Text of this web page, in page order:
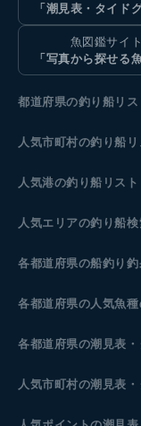
「潮見表・タイド
魚図鑑サイト
「写真から探せる
都道府県の釣り船リス
人気市町村の釣り船リ
人気港の釣り船リスト
人気エリアの釣り船
各都道府県の船釣り釣
各都道府県の人気魚
各都道府県の潮見表
人気市町村の潮見表